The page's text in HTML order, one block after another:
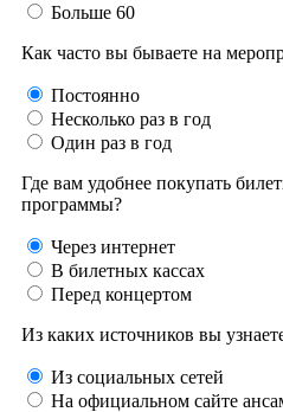
Больше 60
Как часто вы бываете на
Постоянно
Несколько раз в год
Один раз в год
Где вам удобнее покупать
программы?
Через интернет
В билетных кассах
Перед концертом
Из каких источников вы
Из социальных сетей
На официальном сайте